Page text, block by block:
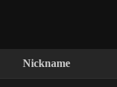
Nickname